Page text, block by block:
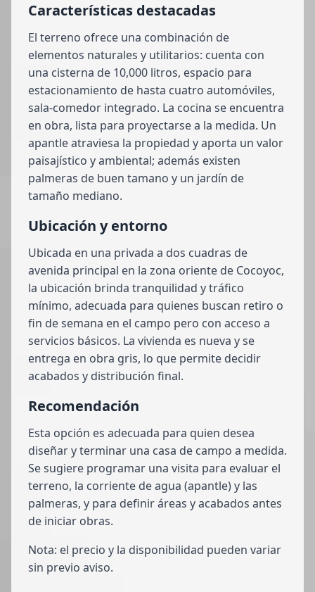
Características destacadas
El terreno ofrece una combinación de
elementos naturales y utilitarios: cuenta con
una cisterna de 10,000 litros, espacio para
estacionamiento de hasta cuatro automóviles,
sala-comedor integrado. La cocina se encuentra
en obra, lista para proyectarse a la medida. Un
apantle atraviesa la propiedad y aporta un valor
paisajístico y ambiental; además existen
palmeras de buen tamano y un jardín de
tamaño mediano.
Ubicación y entorno
Ubicada en una privada a dos cuadras de
avenida principal en la zona oriente de Cocoyoc,
la ubicación brinda tranquilidad y tráfico
mínimo, adecuada para quienes buscan retiro o
fin de semana en el campo pero con acceso a
servicios básicos. La vivienda es nueva y se
entrega en obra gris, lo que permite decidir
acabados y distribución final.
Recomendación
Esta opción es adecuada para quien desea
diseñar y terminar una casa de campo a medida.
Se sugiere programar una visita para evaluar el
terreno, la corriente de agua (apantle) y las
palmeras, y para definir áreas y acabados antes
de iniciar obras.
Nota: el precio y la disponibilidad pueden variar
sin previo aviso.